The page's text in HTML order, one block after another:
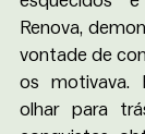
Renova,
vontade de
os motivava.
olhar para